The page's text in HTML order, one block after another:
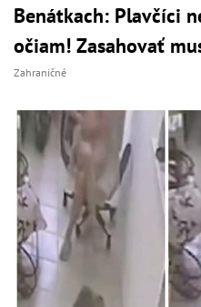
Benátkach: Plavčíci
očiam! Zasahovať
Zahraničné